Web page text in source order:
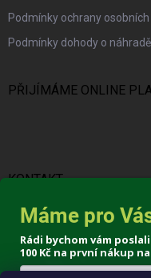
Podmínky ochrany
Podmínky dohody o
PŘIJÍMÁME ONLINE
KONTAKT
info@protravnik.cz
+420 724 308 341
Máme pro
Rádi bychom vám
100 Kč na první nákup